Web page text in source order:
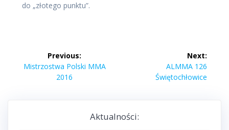
do „złotego punktu”.
Nawigacja
wpisu
Previous:
Previous
Mistrzostwa Polski MMA
2016
Next:
Next
post:
ALMMA 126
Świętochłowice
Aktualności: